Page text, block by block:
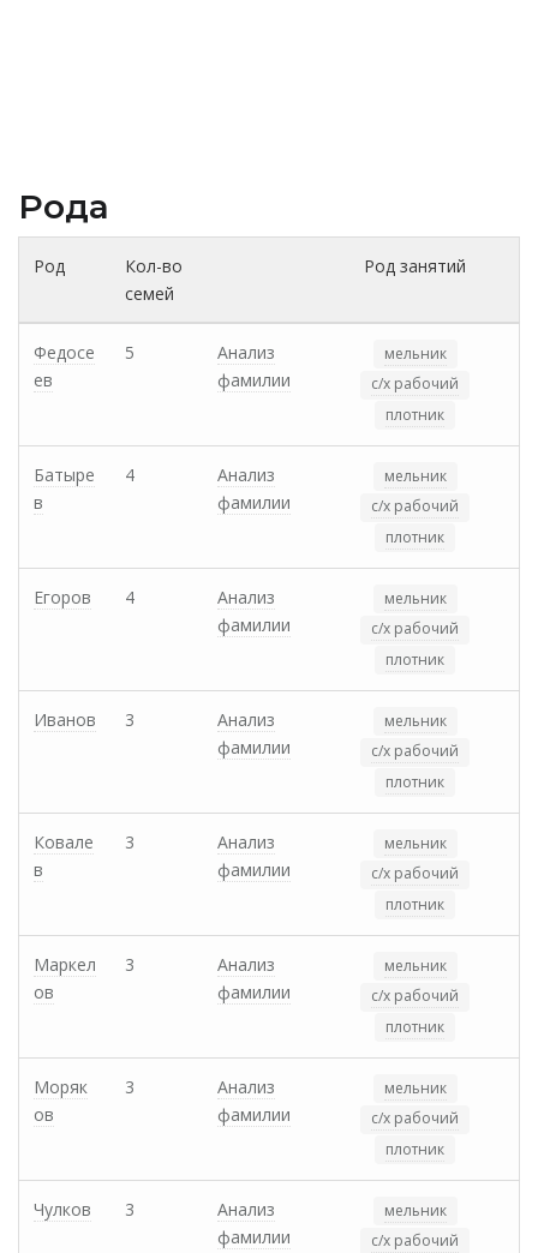
Рода
Род
Кол-во
семей
Род занятий
Федосе
ев
5
Анализ
фамилии
мельник
с/х рабочий
плотник
Батыре
в
4
Анализ
фамилии
мельник
с/х рабочий
плотник
Егоров 4
Анализ
фамилии
мельник
с/х рабочий
плотник
Иванов 3
Анализ
фамилии
мельник
с/х рабочий
плотник
Ковале
в
3
Анализ
фамилии
мельник
с/х рабочий
плотник
Маркел
ов
3
Анализ
фамилии
мельник
с/х рабочий
плотник
Моряк
ов
3
Анализ
фамилии
мельник
с/х рабочий
плотник
Чулков 3
Анализ
фамилии
мельник
с/х рабочий